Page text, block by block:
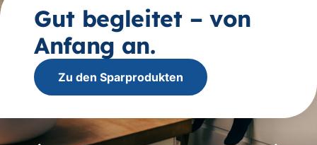
Gut begleitet – von
Anfang an.
Zu den Sparprodukten